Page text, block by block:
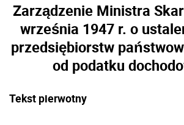
Zarządzenie Ministra
września 1947 r. o
przedsiębiorstw
od podatku
Tekst pierwotny